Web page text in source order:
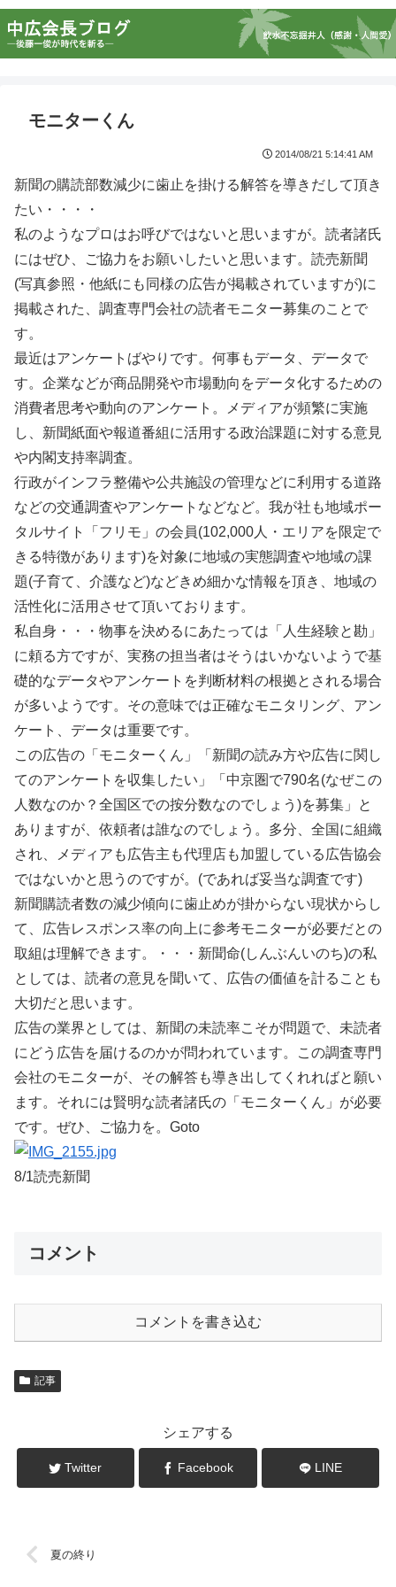
モニターくん
2014/08/21 5:14:41 AM
新聞の購読部数減少に歯止を掛ける解答を導きだして頂き
たい・・・・
私のようなプロはお呼びではないと思いますが。読者諸氏
にはぜひ、ご協力をお願いしたいと思います。読売新聞
(写真参照・他紙にも同様の広告が掲載されていますが)に
掲載された、調査専門会社の読者モニター募集のことで
す。
最近はアンケートばやりです。何事もデータ、データで
す。企業などが商品開発や市場動向をデータ化するための
消費者思考や動向のアンケート。メディアが頻繁に実施
し、新聞紙面や報道番組に活用する政治課題に対する意見
や内閣支持率調査。
行政がインフラ整備や公共施設の管理などに利用する道路
などの交通調査やアンケートなどなど。我が社も地域ポー
タルサイト「フリモ」の会員(102,000人・エリアを限定で
きる特徴があります)を対象に地域の実態調査や地域の課
題(子育て、介護など)などきめ細かな情報を頂き、地域の
活性化に活用させて頂いております。
私自身・・・物事を決めるにあたっては「人生経験と勘」
に頼る方ですが、実務の担当者はそうはいかないようで基
礎的なデータやアンケートを判断材料の根拠とされる場合
が多いようです。その意味では正確なモニタリング、アン
ケート、データは重要です。
この広告の「モニターくん」「新聞の読み方や広告に関し
てのアンケートを収集したい」「中京圏で790名(なぜこの
人数なのか？全国区での按分数なのでしょう)を募集」と
ありますが、依頼者は誰なのでしょう。多分、全国に組織
され、メディアも広告主も代理店も加盟している広告協会
ではないかと思うのですが。(であれば妥当な調査です)
新聞購読者数の減少傾向に歯止めが掛からない現状からし
て、広告レスポンス率の向上に参考モニターが必要だとの
取組は理解できます。・・・新聞命(しんぶんいのち)の私
としては、読者の意見を聞いて、広告の価値を計ることも
大切だと思います。
広告の業界としては、新聞の未読率こそが問題で、未読者
にどう広告を届けるのかが問われています。この調査専門
会社のモニターが、その解答も導き出してくれればと願い
ます。それには賢明な読者諸氏の「モニターくん」が必要
です。ぜひ、ご協力を。Goto
8/1読売新聞
コメント
コメントを書き込む
記事
シェアする
Twitter Facebook LINE
夏の終り